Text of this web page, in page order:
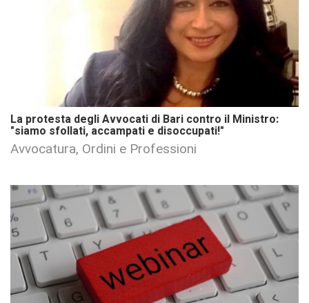
La protesta degli Avvocati di Bari contro il Ministro:
"siamo sfollati, accampati e disoccupati!"
Avvocatura, Ordini e Professioni